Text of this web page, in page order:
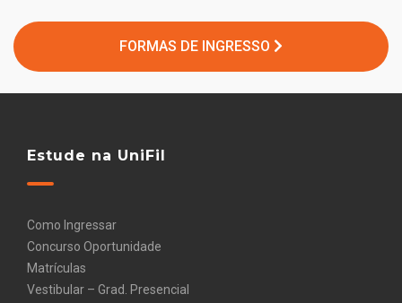
FORMAS DE INGRESSO
Estude na UniFil
Como Ingressar
Concurso Oportunidade
Matrículas
Vestibular – Grad. Presencial